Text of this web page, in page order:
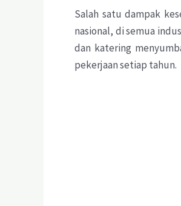
Salah satu dampak
nasional, di semua
dan katering
pekerjaan setiap tahun.